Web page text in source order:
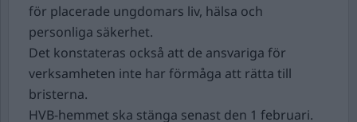
för placerade ungdomars liv, hälsa och
personliga säkerhet.
Det konstateras också att de ansvariga för
verksamheten inte har förmåga att rätta till
bristerna.
HVB-hemmet ska stänga senast den 1 februari.